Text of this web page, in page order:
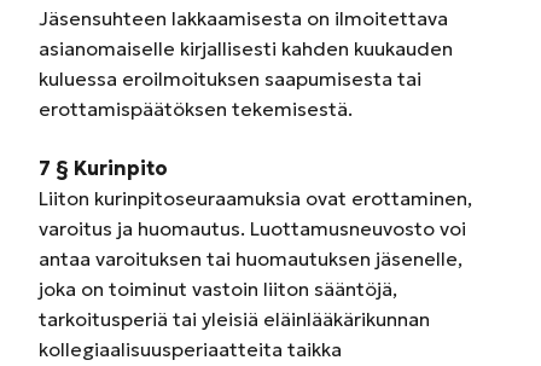
Jäsensuhteen lakkaamisesta on ilmoitettava
asianomaiselle kirjallisesti kahden kuukauden
kuluessa eroilmoituksen saapumisesta tai
erottamispäätöksen tekemisestä.
7 § Kurinpito
Liiton kurinpitoseuraamuksia ovat erottaminen,
varoitus ja huomautus. Luottamusneuvosto voi
antaa varoituksen tai huomautuksen jäsenelle,
joka on toiminut vastoin liiton sääntöjä,
tarkoitusperiä tai yleisiä eläinlääkärikunnan
kollegiaalisuusperiaatteita taikka